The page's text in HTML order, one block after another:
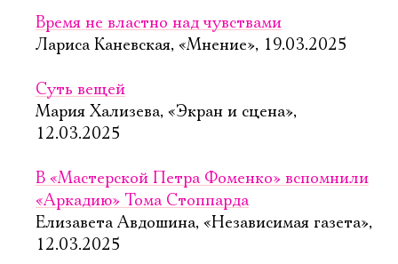
Время не властно над чувствами
Лариса Каневская, «Мнение», 19.03.2025
Суть вещей
Мария Хализева, «Экран и сцена»,
12.03.2025
В «Мастерской Петра Фоменко» вспомнили
«Аркадию» Тома Стоппарда
Елизавета Авдошина, «Независимая газета»,
12.03.2025